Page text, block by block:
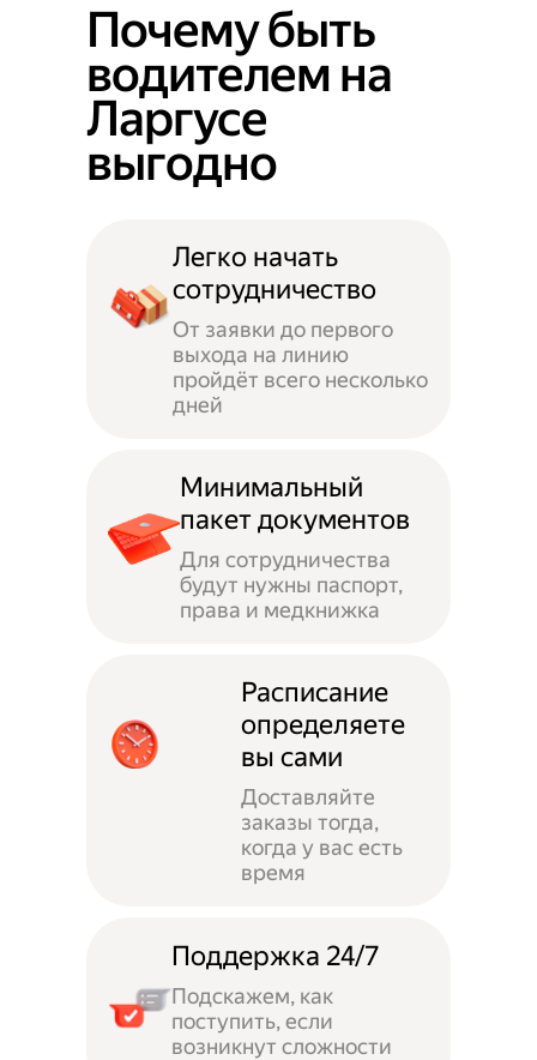
Почему быть
водителем на
Ларгусе
выгодно
Легко начать
сотрудничество
От заявки до первого
выхода на линию
пройдёт всего несколько
дней
Минимальный
пакет документов
Для сотрудничества
будут нужны паспорт,
права и медкнижка
Расписание
определяете
вы сами
Доставляйте
заказы тогда,
когда у вас есть
время
Поддержка 24/7
Подскажем, как
поступить, если
возникнут сложности